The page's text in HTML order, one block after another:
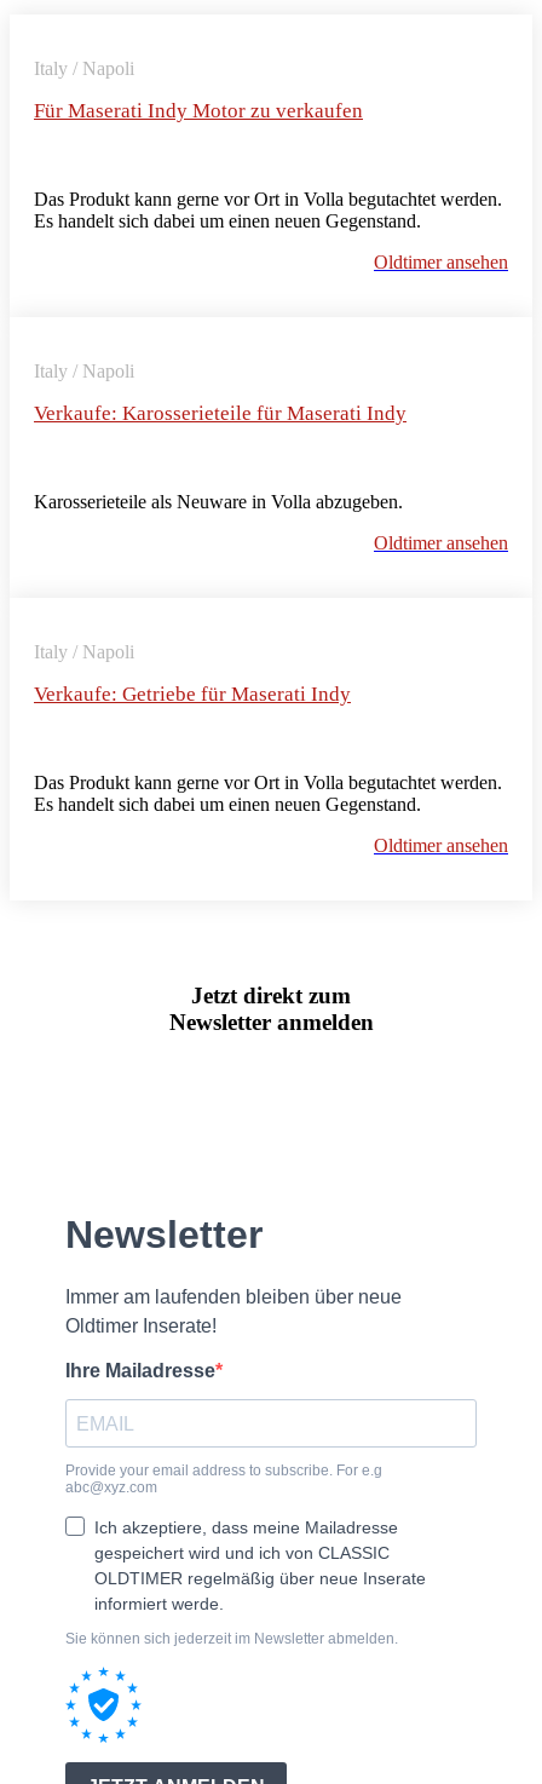
Italy / Napoli
Für Maserati Indy Motor zu verkaufen
Das Produkt kann gerne vor Ort in Volla begutachtet werden.
Es handelt sich dabei um einen neuen Gegenstand.
Oldtimer ansehen
Italy / Napoli
Verkaufe: Karosserieteile für Maserati Indy
Karosserieteile als Neuware in Volla abzugeben.
Oldtimer ansehen
Italy / Napoli
Verkaufe: Getriebe für Maserati Indy
Das Produkt kann gerne vor Ort in Volla begutachtet werden.
Es handelt sich dabei um einen neuen Gegenstand.
Oldtimer ansehen
Jetzt direkt zum
Newsletter anmelden